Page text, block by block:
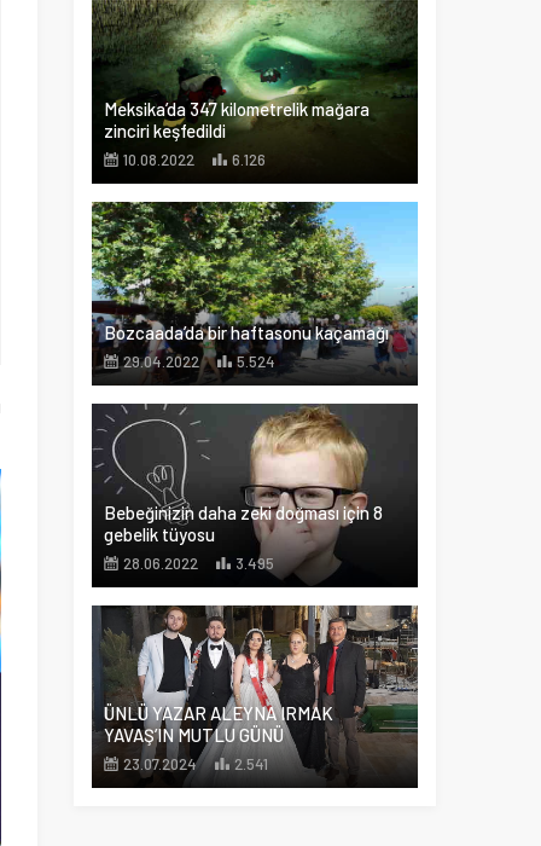
Meksika’da 347 kilometrelik mağara
zinciri keşfedildi
10.08.2022 6.126
Bozcaada’da bir haftasonu kaçamağı
29.04.2022 5.524
Bebeğinizin daha zeki doğması için 8
gebelik tüyosu
28.06.2022 3.495
ÜNLÜ YAZAR ALEYNA IRMAK
YAVAŞ’IN MUTLU GÜNÜ
23.07.2024 2.541